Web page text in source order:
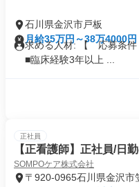
石川県金沢市戸板
月給35万円～38万4000円
求める人材: 【 応募条
■臨床経験3年以上 ...
正社員
【正看護師】正社員/日
SOMPOケア株式会社
〒920-0965石川県金沢市